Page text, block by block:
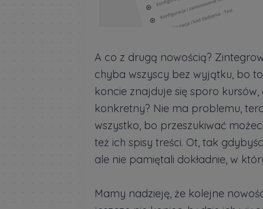
A co z drugą nowością?
chyba wszyscy bez wyjątku, bo
koncie znajduje się sporo
konkretny? Nie ma problemu,
wszystko, bo przeszukiwać
też ich spisy treści. Ot, tak
ale nie pamiętali dokładnie, w
Mamy nadzieję, że kolejne